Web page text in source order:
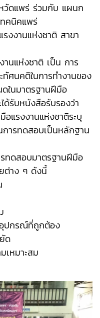
วัดแพร่ ร่วมกับ แผนก
คนิคแพร่
งงานแห่งชาติ สาขา
นแห่งชาติ เป็น การ
ศนคติในการทำงานของ
ในมาตรฐานฝีมือ
ด้รับหนังสือรับรองว่า
แรงงานแห่งชาติระบุ
ารทดสอบเป็นหลักฐาน
ทดสอบมาตรฐานฝีมือ
ต่าง ๆ ดังนี้
อุปกรณ์ที่ถูกต้อง
ด
เหมาะสม